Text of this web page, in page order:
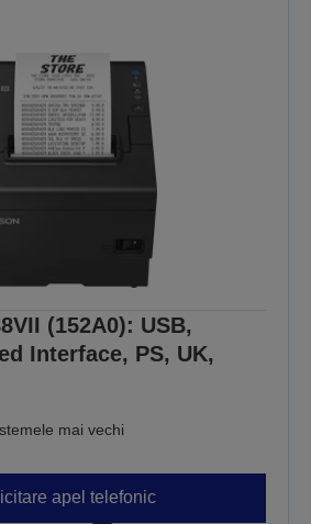
(152A0): USB,
Interface, PS, UK,
mai vechi
apel telefonic